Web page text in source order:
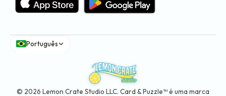
Português
© 2026 Lemon Crate Studio LLC. Card & Puzzle™ é uma marca